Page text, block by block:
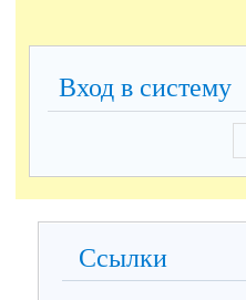
Вход в систему
Ссылки